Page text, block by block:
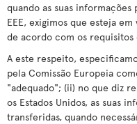
quando as suas
EEE, exigimos que esteja
de acordo com os requisitos
A este respeito,
pela Comissão Europeia
"adequado"; (ii) no que diz
os Estados Unidos, as suas
transferidas, quando